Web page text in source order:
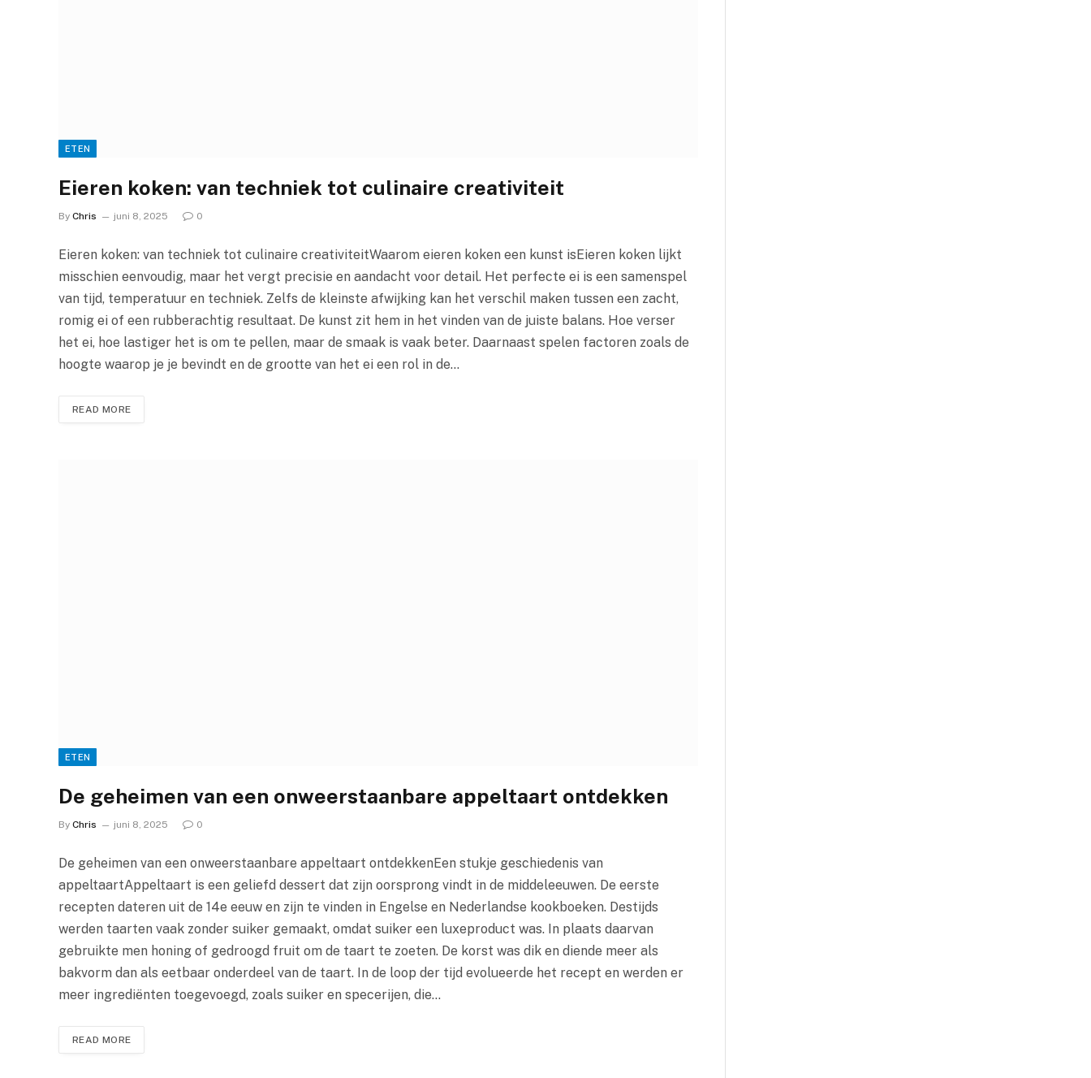
ETEN
Eieren koken: van techniek tot culinaire creativiteit
By Chris juni 8, 2025 0
Eieren koken: van techniek tot culinaire creativiteitWaarom eieren koken een kunst isEieren koken lijkt
misschien eenvoudig, maar het vergt precisie en aandacht voor detail. Het perfecte ei is een samenspel
van tijd, temperatuur en techniek. Zelfs de kleinste afwijking kan het verschil maken tussen een zacht,
romig ei of een rubberachtig resultaat. De kunst zit hem in het vinden van de juiste balans. Hoe verser
het ei, hoe lastiger het is om te pellen, maar de smaak is vaak beter. Daarnaast spelen factoren zoals de
hoogte waarop je je bevindt en de grootte van het ei een rol in de…
READ MORE
ETEN
De geheimen van een onweerstaanbare appeltaart ontdekken
By Chris juni 8, 2025 0
De geheimen van een onweerstaanbare appeltaart ontdekkenEen stukje geschiedenis van
appeltaartAppeltaart is een geliefd dessert dat zijn oorsprong vindt in de middeleeuwen. De eerste
recepten dateren uit de 14e eeuw en zijn te vinden in Engelse en Nederlandse kookboeken. Destijds
werden taarten vaak zonder suiker gemaakt, omdat suiker een luxeproduct was. In plaats daarvan
gebruikte men honing of gedroogd fruit om de taart te zoeten. De korst was dik en diende meer als
bakvorm dan als eetbaar onderdeel van de taart. In de loop der tijd evolueerde het recept en werden er
meer ingrediënten toegevoegd, zoals suiker en specerijen, die…
READ MORE